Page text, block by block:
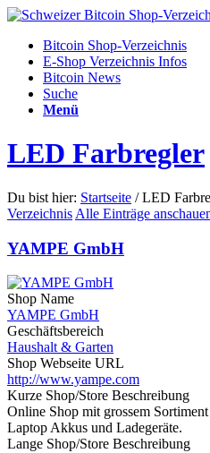
Bitcoin Shop-Verzeichnis
E-Shop Verzeichnis Infos
Bitcoin News
Suche
Menü
LED Farbregler
Du bist hier: Startseite / LED
Verzeichnis Alle Einträge
YAMPE GmbH
Shop Name
YAMPE GmbH
Geschäftsbereich
Haushalt & Garten
Shop Webseite URL
http://www.yampe.com
Kurze Shop/Store Beschreibung
Online Shop mit grossem
Laptop Akkus und Ladegeräte.
Lange Shop/Store Beschreibung